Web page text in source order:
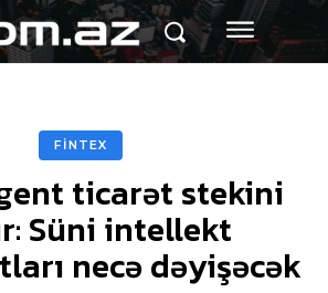
FİNTEX
ticarət stekini
Süni intellekt
necə dəyişəcək